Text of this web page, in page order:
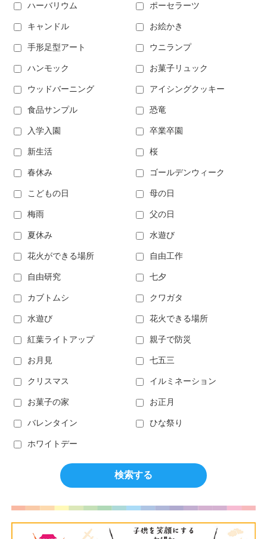
ハーバリウム ポーセラーツ
キャンドル お絵かき
手形足型アート ウニランプ
ハンモック お菓子リュック
ウッドバーニング アイシングクッキー
食品サンプル 恐竜
入学入園 卒業卒園
新生活 桜
春休み ゴールデンウィーク
こどもの日 母の日
梅雨 父の日
夏休み 水遊び
花火ができる場所 自由工作
自由研究 七夕
カブトムシ クワガタ
水遊び 花火できる場所
紅葉ライトアップ 親子で防災
お月見 七五三
クリスマス イルミネーション
お菓子の家 お正月
バレンタイン ひな祭り
ホワイトデー